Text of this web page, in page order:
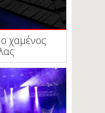
χαμένος